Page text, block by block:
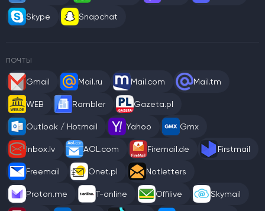
Skype Snapchat
ПОЧТЫ
Gmail Mail.ru Mail.com Mail.tm
WEB Rambler Gazeta.pl
Outlook / Hotmail Yahoo Gmx
Inbox.lv AOL.com Firemail.de Firstmail
Freemail Onet.pl Notletters
Proton.me T-online Offilive Skymail